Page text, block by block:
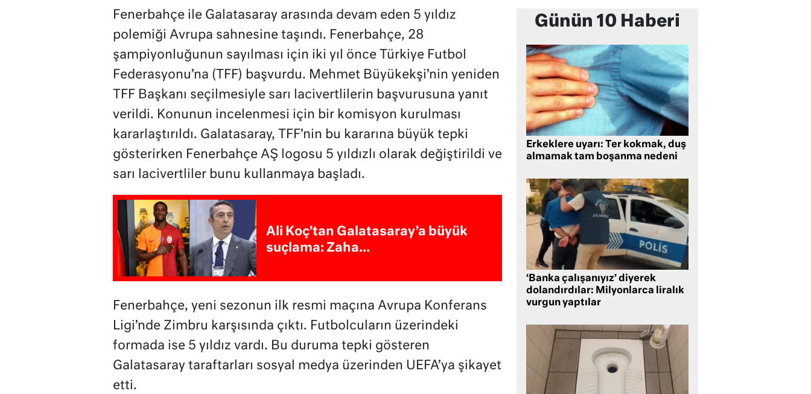
Fenerbahçe ile Galatasaray arasında devam eden 5 yıldız
polemiği Avrupa sahnesine taşındı. Fenerbahçe, 28
şampiyonluğunun sayılması için iki yıl önce Türkiye Futbol
Federasyonu’na (TFF) başvurdu. Mehmet Büyükekşi’nin yeniden
TFF Başkanı seçilmesiyle sarı lacivertlilerin başvurusuna yanıt
verildi. Konunun incelenmesi için bir komisyon kurulması
kararlaştırıldı. Galatasaray, TFF’nin bu kararına büyük tepki
gösterirken Fenerbahçe AŞ logosu 5 yıldızlı olarak değiştirildi ve
sarı lacivertliler bunu kullanmaya başladı.
Ali Koç’tan Galatasaray’a büyük
suçlama: Zaha…
Fenerbahçe, yeni sezonun ilk resmi maçına Avrupa Konferans
Ligi’nde Zimbru karşısında çıktı. Futbolcuların üzerindeki
formada ise 5 yıldız vardı. Bu duruma tepki gösteren
Galatasaray taraftarları sosyal medya üzerinden UEFA’ya şikayet
etti.
Günün 10 Haberi
Erkeklere uyarı: Ter kokmak, duş
almamak tam boşanma nedeni
‘Banka çalışanıyız’ diyerek
dolandırdılar: Milyonlarca liralık
vurgun yaptılar